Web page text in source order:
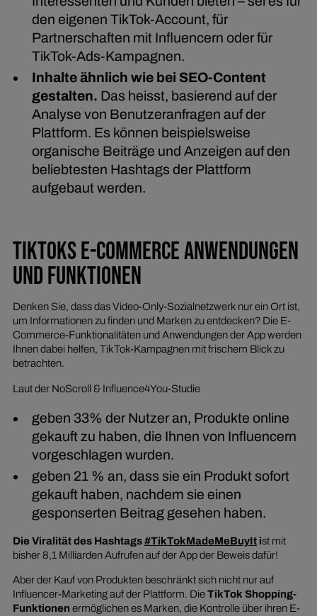
den eigenen TikTok-Account, für
Partnerschaften mit Influencern oder für
TikTok-Ads-Kampagnen.
Inhalte ähnlich wie bei SEO-Content
gestalten. Das heisst, basierend auf der
Analyse von Benutzeranfragen auf der
Plattform. Es können beispielsweise
organische Beiträge und Anzeigen auf den
beliebtesten Hashtags der Plattform
aufgebaut werden.
TIKTOKS E-COMMERCE ANWENDUNGEN
UND FUNKTIONEN
Denken Sie, dass das Video-Only-Sozialnetzwerk nur ein Ort ist,
um Informationen zu finden und Marken zu entdecken? Die E-
Commerce-Funktionalitäten und Anwendungen der App werden
Ihnen dabei helfen, TikTok-Kampagnen mit frischem Blick zu
betrachten.
Laut der NoScroll & Influence4You-Studie
geben 33% der Nutzer an, Produkte online
gekauft zu haben, die Ihnen von Influencern
vorgeschlagen wurden.
geben 21 % an, dass sie ein Produkt sofort
gekauft haben, nachdem sie einen
gesponserten Beitrag gesehen haben.
Die Viralität des Hashtags#TikTokMadeMeBuyItist mit
bisher 8,1 Milliarden Aufrufen auf der App der Beweis dafür!
Aber der Kauf von Produkten beschränkt sich nicht nur auf
Influencer-Marketing auf der Plattform. DieTikTok Shopping-
Funktionen ermöglichen es Marken, die Kontrolle über ihren E-